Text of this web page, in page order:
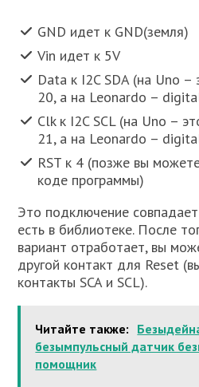
GND идет к GND(земля)
Vin идет к 5V
Data к I2C SDA (на Uno
20, а на Leonardo –
Clk к I2C SCL (на Uno –
21, а на Leonardo –
RST к 4 (позже вы
коде программы)
Это подключение
есть в библиотеке. После
вариант отработает, вы
другой контакт для Reset
контакты SCA и SCL).
Читайте также:
безымпульсный датчик
помощник